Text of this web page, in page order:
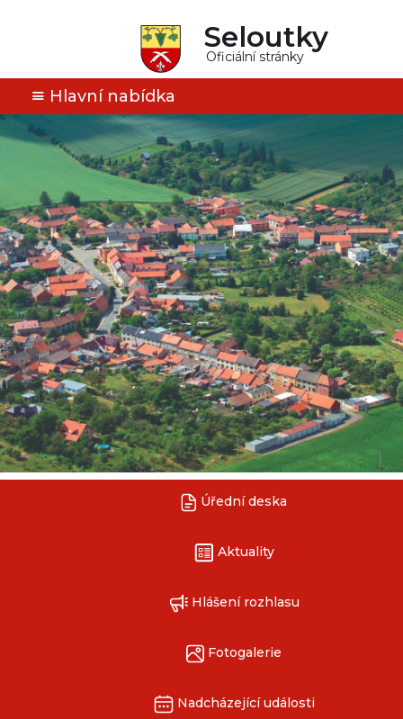
Seloutky
Oficiální stránky
Hlavní nabídka
Úřední deska
Aktuality
Hlášení rozhlasu
Fotogalerie
Nadcházející události